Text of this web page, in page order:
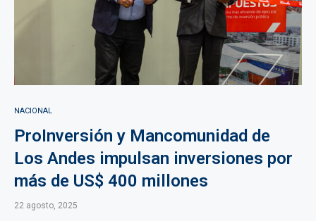
NACIONAL
ProInversión y Mancomunidad de
Los Andes impulsan inversiones por
más de US$ 400 millones
22 agosto, 2025